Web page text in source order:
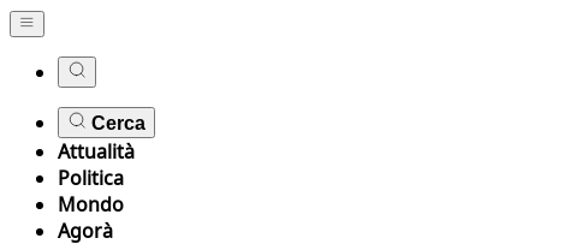
Cerca
Attualità
Politica
Mondo
Agorà